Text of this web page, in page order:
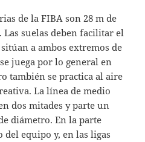
de la FIBA son 28 m de
Las suelas deben facilitar el
a ambos extremos de
juega por lo general en
también se practica al aire
La línea de medio
dos mitades y parte un
diámetro. En la parte
del equipo y, en las ligas